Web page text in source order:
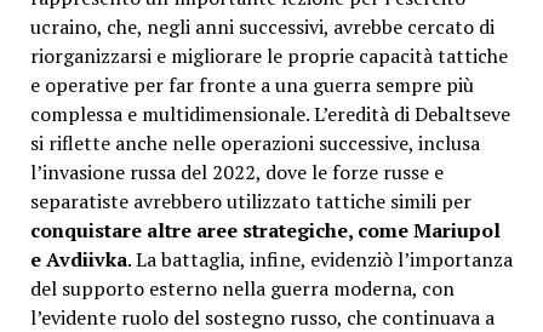
ucraino, che, negli anni successivi, avrebbe cercato di
riorganizzarsi e migliorare le proprie capacità tattiche
e operative per far fronte a una guerra sempre più
complessa e multidimensionale. L’eredità di Debaltseve
si riflette anche nelle operazioni successive, inclusa
l’invasione russa del 2022, dove le forze russe e
separatiste avrebbero utilizzato tattiche simili per
conquistare altre aree strategiche, come Mariupol
e Avdiivka. La battaglia, infine, evidenziò l’importanza
del supporto esterno nella guerra moderna, con
l’evidente ruolo del sostegno russo, che continuava a